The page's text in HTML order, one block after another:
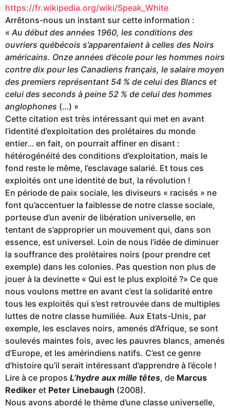
https://fr.wikipedia.org/wiki/Speak_White
Arrêtons-nous un instant sur cette information :
«Au début des années 1960, les conditions des
ouvriers québécois s’apparentaient à celles des Noirs
américains. Onze années d’école pour les hommes noirs
contre dix pour les Canadiens français, le salaire moyen
des premiers représentant 54 % de celui des Blancs et
celui des seconds à peine 52 % de celui des hommes
anglophones (…) »
Cette citation est très intéressant qui met en avant
l’identité d’exploitation des prolétaires du monde
entier… en fait, on pourrait affiner en disant :
hétérogénéité des conditions d’exploitation, mais le
fond reste le même, l’esclavage salarié. Et tous ces
exploités ont une identité de but, la révolution !
En période de paix sociale, les diviseurs « racisés » ne
font qu’accentuer la faiblesse de notre classe sociale,
porteuse d’un avenir de libération universelle, en
tentant de s’approprier un mouvement qui, dans son
essence, est universel. Loin de nous l’idée de diminuer
la souffrance des prolétaires noirs (pour prendre cet
exemple) dans les colonies. Pas question non plus de
jouer à la devinette « Qui est le plus exploité ?» Ce que
nous voulons mettre en avant c’est la solidarité entre
tous les exploités qui s’est retrouvée dans de multiples
luttes de notre classe humiliée. Aux Etats-Unis, par
exemple, les esclaves noirs, amenés d’Afrique, se sont
soulevés maintes fois, avec les pauvres blancs, amenés
d’Europe, et les amérindiens natifs. C’est ce genre
d’histoire qu’il serait intéressant d’apprendre à l’école !
Lire à ce propos L’hydre aux mille têtes, de Marcus
Rediker et Peter Linebaugh (2008).
Nous avons abordé le thème d’une classe universelle,